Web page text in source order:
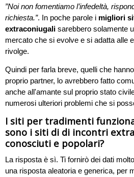
”Noi non fomentiamo l’infedeltà,
richiesta.”. In poche parole i migliori
extraconiugali sarebbero solamente
mercato che si evolve e si adatta alle
rivolge.
Quindi per farla breve, quelli che
proprio partner, lo avrebbero fatto
anche all'amante sul proprio stato
numerosi ulteriori problemi che si
I siti per tradimenti
sono i siti di di incontri
conosciuti e popolari?
La risposta è sì. Ti fornirò dei dati
una risposta aleatoria e generica, per